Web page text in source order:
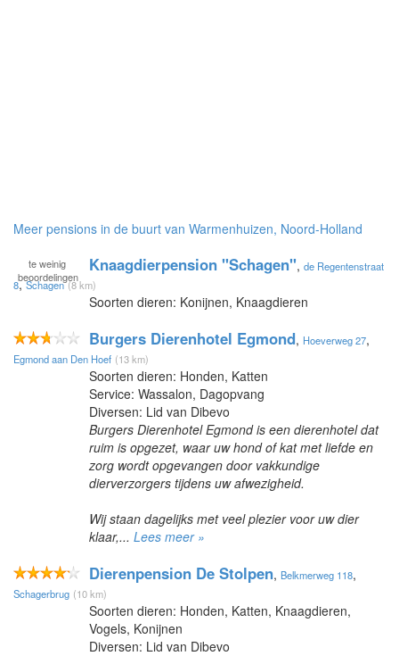
Meer pensions in de buurt van Warmenhuizen, Noord-Holland
te weinig
beoordelingen
Knaagdierpension "Schagen", de Regentenstraat
8,Schagen (8 km)
Soorten dieren: Konijnen, Knaagdieren
Burgers Dierenhotel Egmond, Hoeverweg 27,
Egmond aan Den Hoef (13 km)
Soorten dieren: Honden, Katten
Service: Wassalon, Dagopvang
Diversen: Lid van Dibevo
Burgers Dierenhotel Egmond is een dierenhotel dat
ruim is opgezet, waar uw hond of kat met liefde en
zorg wordt opgevangen door vakkundige
dierverzorgers tijdens uw afwezigheid.
Wij staan dagelijks met veel plezier voor uw dier
klaar,... Lees meer »
Dierenpension De Stolpen, Belkmerweg 118,
Schagerbrug (10 km)
Soorten dieren: Honden, Katten, Knaagdieren,
Vogels, Konijnen
Diversen: Lid van Dibevo